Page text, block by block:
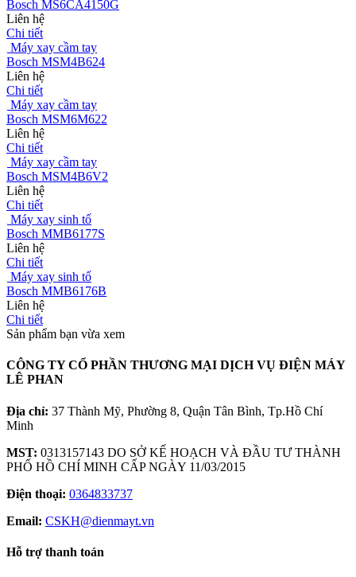
Thông số kỹ thuật
Tên sản phẩm : Máy ép trái cây
Loại : Tốc độ chậm – Ép nguyên trái (Nắp O Type Flap Gate)
– Sử dụng cho gia đình và quán nhỏ.
Hoạt động liên tục : 30 phút (nghỉ 2 giờ)
Có dụng cụ vệ sinh (chổi xoay và bàn chải), ca đựng nước ép
và ca đựng bã ép kèm theo sản phẩm
Model : NS-1725CBC2
Thương hiệu : Kuvings
Xuất xứ thương hiệu : Hàn Quốc
Sản xuất tại : Trung Quốc bởi nhà máy Kuvings
Thời gian bảo hành : 12 tháng chính hãng
Bảo hành động cơ : 24 tháng chính hãng
Màu sắc : Màu Bạc (DS), Màu Đỏ(R) và Màu Trắng (W)
Chất liệu nhựa : BPA Free Tritan/ABS/PC
Dung tích hộp ép : 400ml
Kích cỡ : 450x270x355 mm/cái (DxRxC)
Số lượng : 1cái/thùng
Trọng lượng : 9.7kg/cái & 0.040m³/thùng
Điện áp : 220-240V
Công suất : 240W
Tốc độ vòng quay : 50 RPM
Xem cấu hình chi tiết
Tin tức
Máy xay cầm tay
Bosch MS6CB6110
Chi tiết
Máy xay cầm tay
Liên hệ
Máy xay cầm tay
Liên hệ